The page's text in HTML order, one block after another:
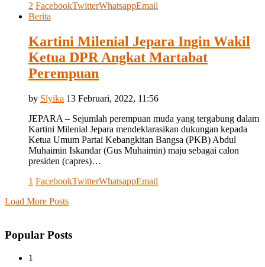
2 FacebookTwitterWhatsappEmail
Berita
Kartini Milenial Jepara Ingin Wakil
Ketua DPR Angkat Martabat
Perempuan
by Slyika 13 Februari, 2022, 11:56
JEPARA – Sejumlah perempuan muda yang tergabung dalam
Kartini Milenial Jepara mendeklarasikan dukungan kepada
Ketua Umum Partai Kebangkitan Bangsa (PKB) Abdul
Muhaimin Iskandar (Gus Muhaimin) maju sebagai calon
presiden (capres)…
1 FacebookTwitterWhatsappEmail
Load More Posts
Popular Posts
1